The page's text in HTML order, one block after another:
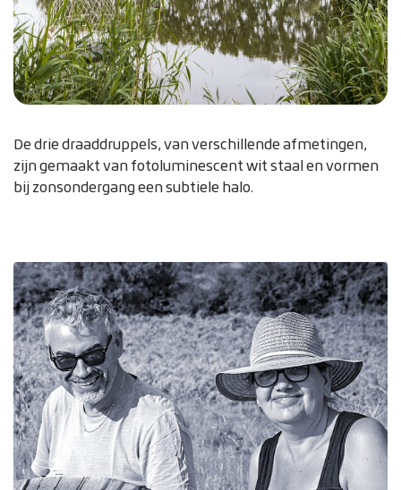
De drie draaddruppels, van verschillende afmetingen,
zijn gemaakt van fotoluminescent wit staal en vormen
bij zonsondergang een subtiele halo.